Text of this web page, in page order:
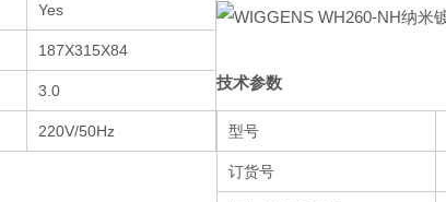
Yes
187X315X84
3.0
220V/50Hz
技术参数
型号
订货号